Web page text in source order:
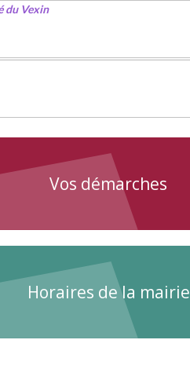
du Vexin
Vos démarches
Horaires de la mairie